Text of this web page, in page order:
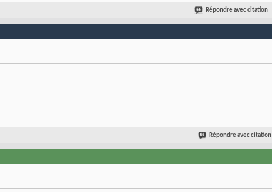
Répondre avec citation
Répondre avec citation